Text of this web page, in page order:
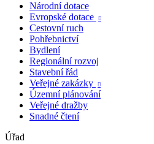
Národní dotace
Evropské dotace

Cestovní ruch
Pohřebnictví
Bydlení
Regionální rozvoj
Stavební řád
Veřejné zakázky

Územní plánování
Veřejné dražby
Snadné čtení
Úřad